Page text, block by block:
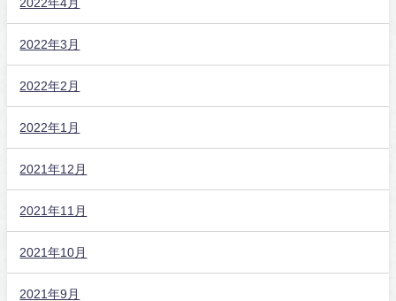
2022年3月
2022年2月
2022年1月
2021年12月
2021年11月
2021年10月
2021年9月